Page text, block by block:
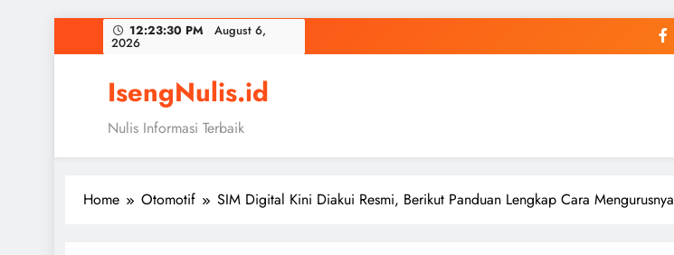
to
12:23:31 PM August 6, 2026
IsengNulis.id
Nulis Informasi Terbaik
Home Otomotif SIM Digital Kini Diakui Resmi, Berikut Panduan Lengkap Cara Mengurusnya